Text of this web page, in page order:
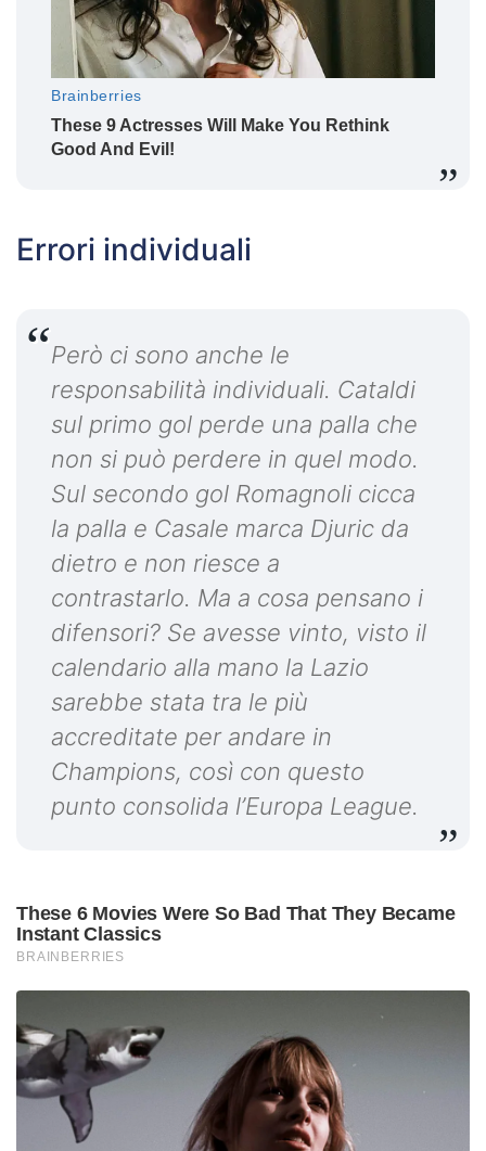
Errori individuali
Però ci sono anche le
responsabilità individuali. Cataldi
sul primo gol perde una palla che
non si può perdere in quel modo.
Sul secondo gol Romagnoli cicca
la palla e Casale marca Djuric da
dietro e non riesce a
contrastarlo. Ma a cosa pensano i
difensori? Se avesse vinto, visto il
calendario alla mano la Lazio
sarebbe stata tra le più
accreditate per andare in
Champions, così con questo
punto consolida l’Europa League.